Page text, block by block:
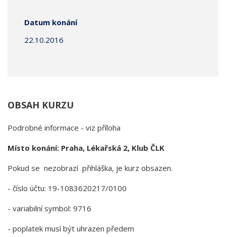
Datum konání
22.10.2016
OBSAH KURZU
Podrobné informace - viz příloha
Místo konání: Praha, Lékařská 2, Klub ČLK
Pokud se nezobrazí přihláška, je kurz obsazen.
- číslo účtu: 19-1083620217/0100
- variabilní symbol: 9716
- poplatek musí být uhrazen předem